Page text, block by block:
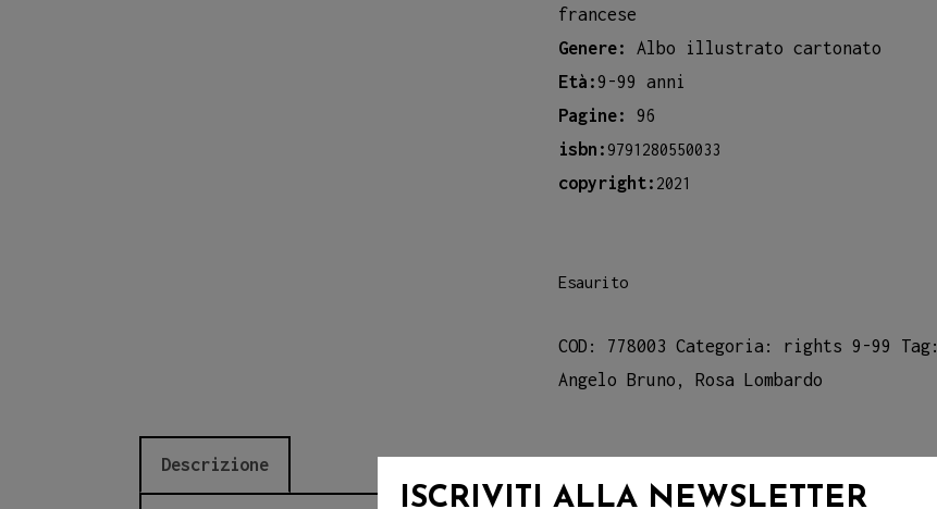
francese
Genere: Albo illustrato cartonato
Età:9-99 anni
Pagine: 96
isbn: 9791280550033
copyright: 2021
Esaurito
COD: 778003 Categoria: rights 9-99
Tag:
Angelo Bruno , Rosa Lombardo
Descrizione
ISCRIVITI ALLA NEWSLETTER